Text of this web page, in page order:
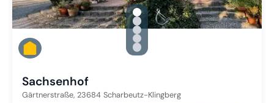
gallery.slide_selector
Zu Slide 1 wechseln
Zu Slide 2 wechseln
Zu Slide 3 wechseln
Zu Slide 4 wechseln
Zu Slide 5 wechseln
Sachsenhof
Gärtnerstraße, 23684 Scharbeutz-Klingberg